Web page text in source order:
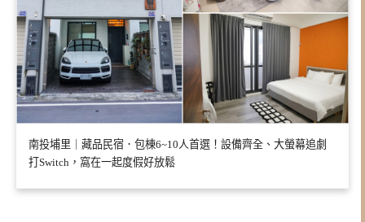
南投埔里｜藏品民宿．包棟6~10人首選！設備齊全、大螢幕追劇
打Switch，窩在一起度假好放鬆